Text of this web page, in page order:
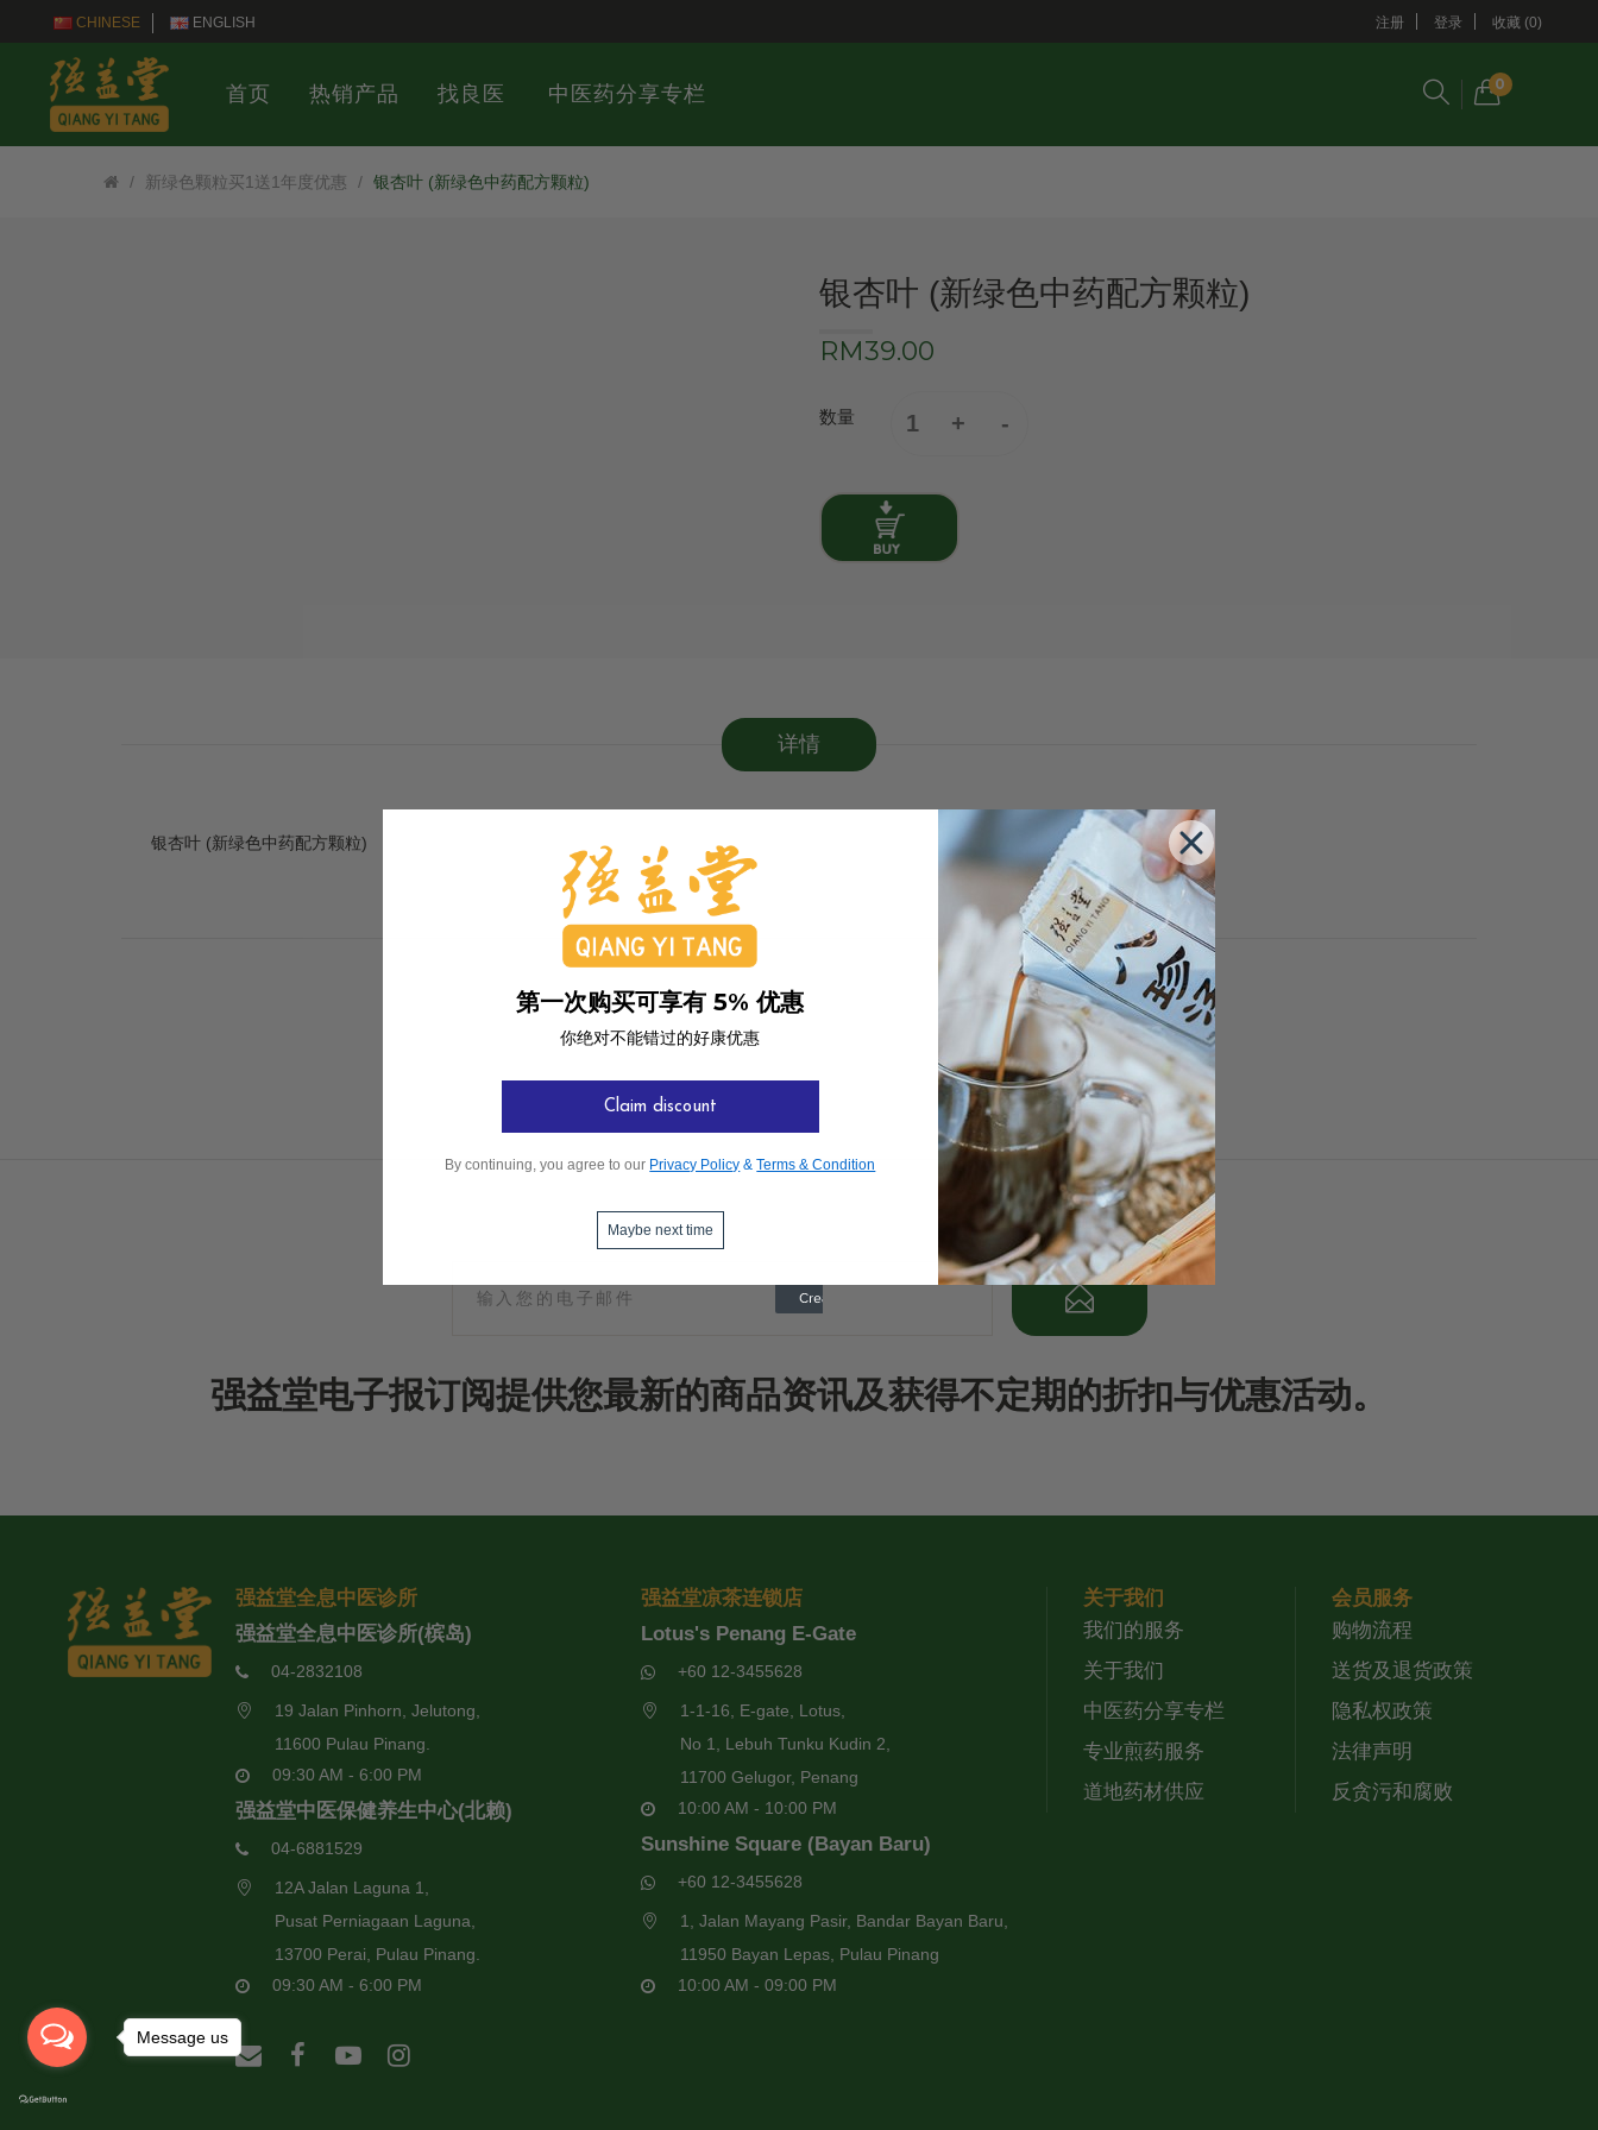
CHINESE ENGLISH 注册 登录 收藏 (0)
0
首页 热销产品 找良医 中医药分享专栏
新绿色颗粒买1送1年度优惠 银杏叶 (新绿色中药配方颗粒)
银杏叶 (新绿色中药配方颗粒)
RM39.00
数量
详情
银杏叶 (新绿色中药配方颗粒)
强益堂电子报订阅提供您最新的商品资讯及获得不定期的折扣与优惠活动。
强益堂全息中医诊所
强益堂全息中医诊所(槟岛)
04-2832108
19 Jalan Pinhorn, Jelutong,
11600 Pulau Pinang.
09:30 AM - 6:00 PM
强益堂中医保健养生中心(北赖)
04-6881529
12A Jalan Laguna 1,
Pusat Perniagaan Laguna,
13700 Perai, Pulau Pinang.
09:30 AM - 6:00 PM
强益堂凉茶连锁店
Lotus's Penang E-Gate
+60 12-3455628
1-1-16, E-gate, Lotus,
No 1, Lebuh Tunku Kudin 2,
11700 Gelugor, Penang
10:00 AM - 10:00 PM
Sunshine Square (Bayan Baru)
+60 12-3455628
1, Jalan Mayang Pasir, Bandar Bayan Baru,
11950 Bayan Lepas, Pulau Pinang
10:00 AM - 09:00 PM
关于我们
我们的服务
关于我们
中医药分享专栏
专业煎药服务
道地药材供应
会员服务
购物流程
送货及退货政策
隐私权政策
法律声明
反贪污和腐败
Message us
第一次购买可享有 5% 优惠
你绝对不能错过的好康优惠
Claim discount
By continuing, you agree to our Privacy Policy &Terms & Condition
Maybe next time